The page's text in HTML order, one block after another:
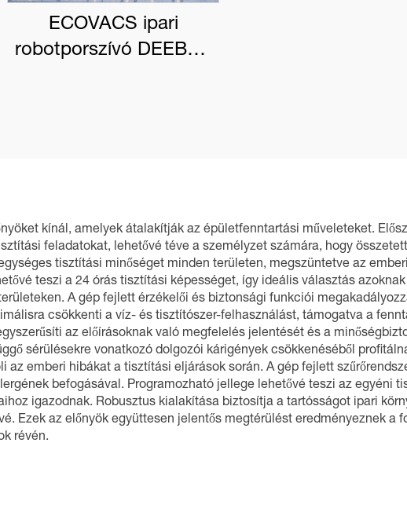
ECOVACS ipari
robotporszívó DEEBOT
kínál, amelyek átalakítják az épületfenntartási műveleteket.
feladatokat, lehetővé téve a személyzet számára, hogy
tisztítási minőséget minden területen, megszüntetve az
teszi a 24 órás tisztítási képességet, így ideális választás
A gép fejlett érzékelői és biztonsági funkciói
csökkenti a víz- és tisztítószer-felhasználást, támogatva a
az előírásoknak való megfelelés jelentését és a
sérülésekre vonatkozó dolgozói kárigények csökkenéséből
az emberi hibákat a tisztítási eljárások során. A gép fejlett
befogásával. Programozható jellege lehetővé teszi az egyéni
igazodnak. Robusztus kialakítása biztosítja a tartósságot ipari
Ezek az előnyök együttesen jelentős megtérülést eredményeznek a
révén.